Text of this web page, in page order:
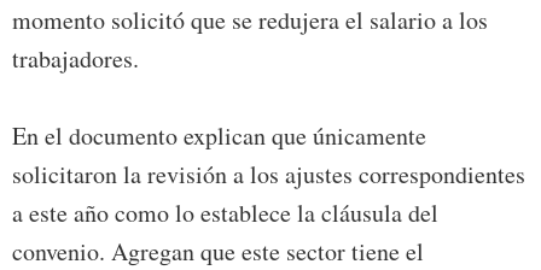
momento solicitó que se redujera el salario a los
trabajadores.
En el documento explican que únicamente
solicitaron la revisión a los ajustes correspondientes
a este año como lo establece la cláusula del
convenio. Agregan que este sector tiene el